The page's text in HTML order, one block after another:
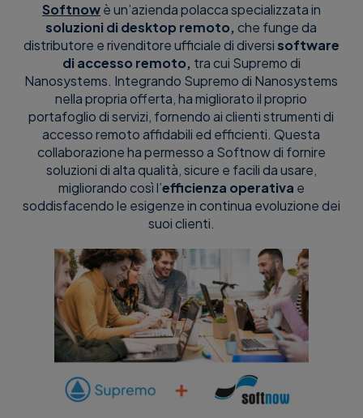
Softnowè un’azienda polacca specializzata in
soluzioni di desktop remoto, che funge da
distributore e rivenditore ufficiale di diversisoftware
di accesso remoto, tra cui Supremo di
Nanosystems. Integrando Supremo di Nanosystems
nella propria offerta, ha migliorato il proprio
portafoglio di servizi, fornendo ai clienti strumenti di
accesso remoto affidabili ed efficienti. Questa
collaborazione ha permesso a Softnow di fornire
soluzioni di alta qualità, sicure e facili da usare,
migliorando così l’efficienza operativa e
soddisfacendo le esigenze in continua evoluzione dei
suoi clienti.